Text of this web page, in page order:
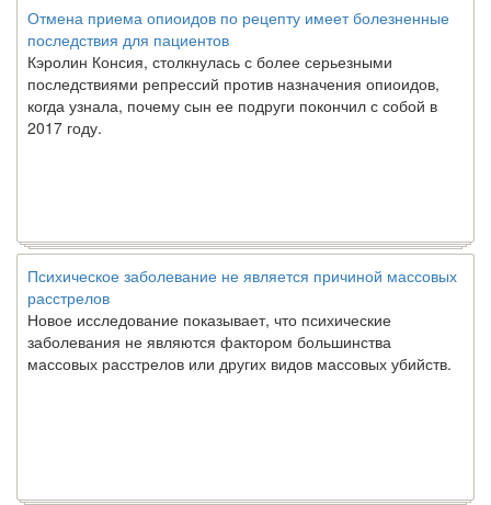
Отмена приема опиоидов по рецепту имеет болезненные
последствия для пациентов
Кэролин Консия, столкнулась с более серьезными
последствиями репрессий против назначения опиоидов,
когда узнала, почему сын ее подруги покончил с собой в
2017 году.
Психическое заболевание не является причиной массовых
расстрелов
Новое исследование показывает, что психические
заболевания не являются фактором большинства
массовых расстрелов или других видов массовых убийств.